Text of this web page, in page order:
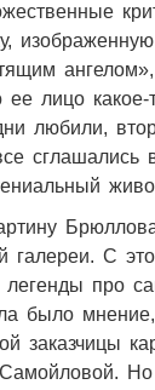
лицо какое-
любили,
сглашались
галереи. С
легенды про
было
заказчицы